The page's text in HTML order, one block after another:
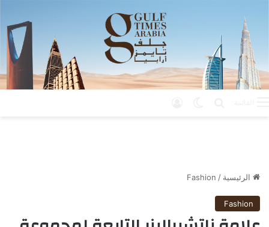
الرئيسية /
Fashion
Fashion